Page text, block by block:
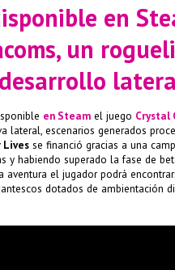
en
un
en Steam el juego Crystal
lateral, escenarios generados
Lives se financió gracias a una
y habiendo superado la fase de
aventura el jugador podrá
dotados de ambientación